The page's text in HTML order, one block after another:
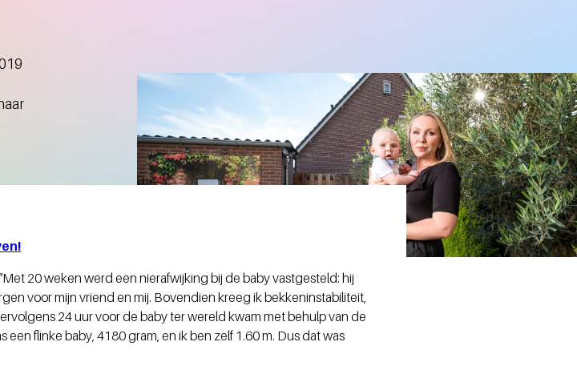
20 weken werd een nierafwijking bij de baby vastgesteld: hij
voor mijn vriend en mij. Bovendien kreeg ik bekkeninstabiliteit,
24 uur voor de baby ter wereld kwam met behulp van de
flinke baby, 4180 gram, en ik ben zelf 1.60 m. Dus dat was